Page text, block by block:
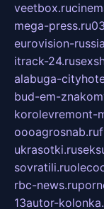
veetbox.ru
mega-press.ru
eurovision-
itrack-24.ru
alabuga-
bud-em-
korolevremont-
oooagrosnab.ru
ukrasotki.ru
sovratili.ru
rbc-news.ru
13autor-